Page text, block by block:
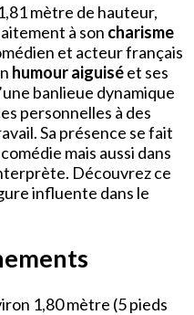
mètre de hauteur,
à son charisme
et acteur français
humour aiguiséet ses
banlieue dynamique
personnelles à des
Sa présence se fait
mais aussi dans
Découvrez ce
influente dans le
1,80 mètre (5 pieds